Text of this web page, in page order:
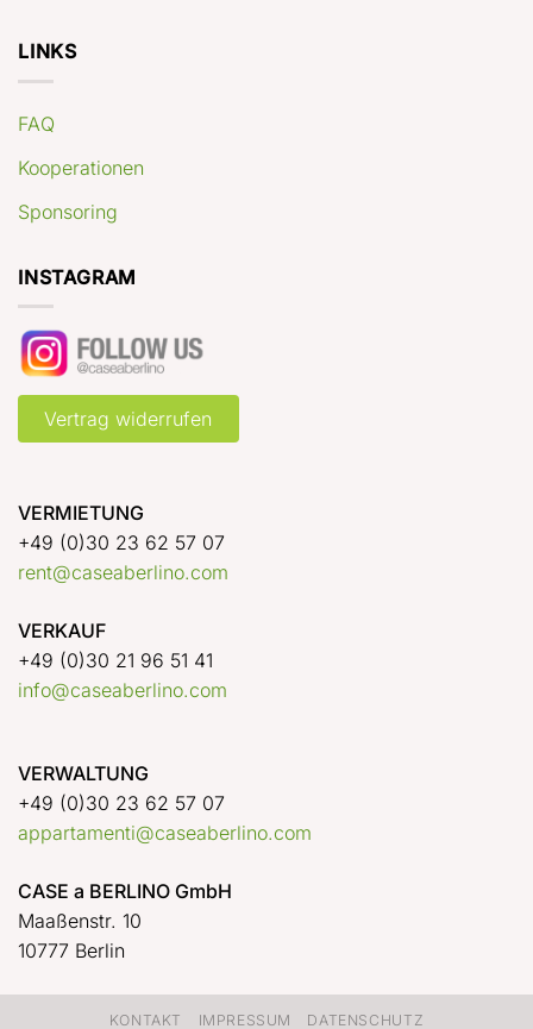
LINKS
FAQ
Kooperationen
Sponsoring
INSTAGRAM
Vertrag widerrufen
VERMIETUNG
+49 (0)30 23 62 57 07
rent@caseaberlino.com
VERKAUF
+49 (0)30 21 96 51 41
info@caseaberlino.com
VERWALTUNG
+49 (0)30 23 62 57 07
appartamenti@caseaberlino.com
CASE a BERLINO GmbH
Maaßenstr. 10
10777 Berlin
KONTAKT IMPRESSUM DATENSCHUTZ